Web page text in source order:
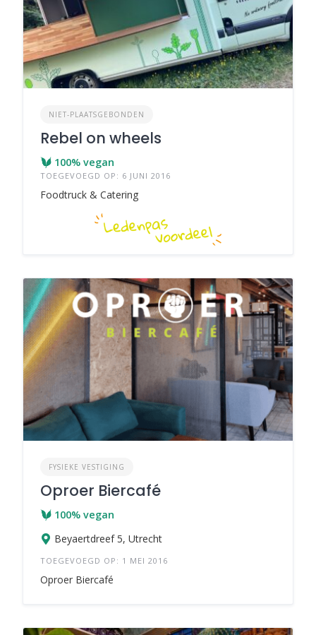
NIET-PLAATSGEBONDEN
Rebel on wheels
100% vegan
TOEGEVOEGD OP: 6 JUNI 2016
Foodtruck & Catering
FYSIEKE VESTIGING
Oproer Biercafé
100% vegan
Beyaertdreef 5, Utrecht
TOEGEVOEGD OP: 1 MEI 2016
Oproer Biercafé